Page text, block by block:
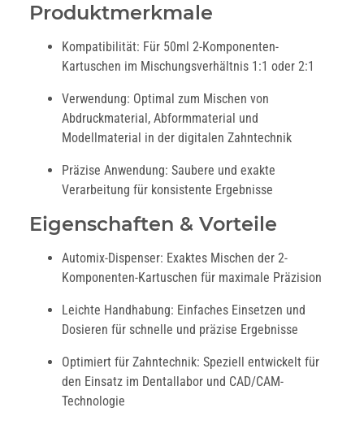
Produktmerkmale
Kompatibilität: Für 50ml 2-Komponenten-
Kartuschen im Mischungsverhältnis 1:1 oder 2:1
Verwendung: Optimal zum Mischen von
Abdruckmaterial, Abformmaterial und
Modellmaterial in der digitalen Zahntechnik
Präzise Anwendung: Saubere und exakte
Verarbeitung für konsistente Ergebnisse
Eigenschaften & Vorteile
Automix-Dispenser: Exaktes Mischen der 2-
Komponenten-Kartuschen für maximale Präzision
Leichte Handhabung: Einfaches Einsetzen und
Dosieren für schnelle und präzise Ergebnisse
Optimiert für Zahntechnik: Speziell entwickelt für
den Einsatz im Dentallabor und CAD/CAM-
Technologie